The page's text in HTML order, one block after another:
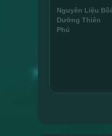
Nguyên Liệu Bồi
Dưỡng Thiên
Phú